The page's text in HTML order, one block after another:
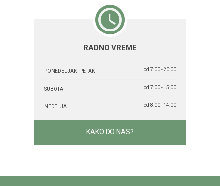
RADNO VREME
PONEDELJAK - PETAK od 7:00 - 20:00
SUBOTA od 7:00 - 15:00
NEDELJA od 8:00 - 14:00
KAKO DO NAS?